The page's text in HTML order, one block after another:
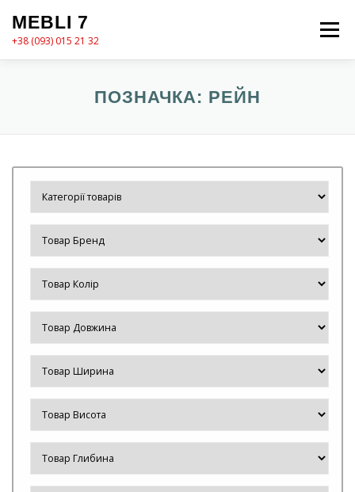
вмісту
MEBLI 7
+38 (093) 015 21 32
Меню
КАТАЛОГ ПРО НАС КОШИК
ПОЗНАЧКА: РЕЙН